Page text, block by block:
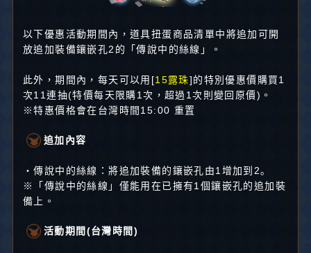
以下優惠活動期間內，道具扭蛋商品清單中將追加可開
放追加裝備鑲嵌孔2的「傳說中的絲線」。
此外，期間內，每天可以用[15露珠]的特別優惠價購買1
次11連抽(特價每天限購1次，超過1次則變回原價)。
※特惠價格會在台灣時間15:00 重置
追加內容
・傳說中的絲線：將追加裝備的鑲嵌孔由1增加到2｡
※「傳說中的絲線」僅能用在已擁有1個鑲嵌孔的追加裝
備上。
活動期間(台灣時間)